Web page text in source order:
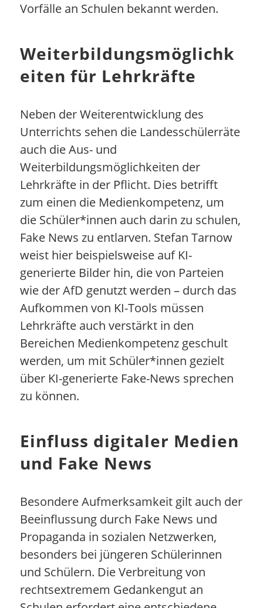
Vorfälle an Schulen bekannt werden.
Weiterbildungsmöglichk
eiten für Lehrkräfte
Neben der Weiterentwicklung des
Unterrichts sehen die Landesschülerräte
auch die Aus- und
Weiterbildungsmöglichkeiten der
Lehrkräfte in der Pflicht. Dies betrifft
zum einen die Medienkompetenz, um
die Schüler*innen auch darin zu schulen,
Fake News zu entlarven. Stefan Tarnow
weist hier beispielsweise auf KI-
generierte Bilder hin, die von Parteien
wie der AfD genutzt werden – durch das
Aufkommen von KI-Tools müssen
Lehrkräfte auch verstärkt in den
Bereichen Medienkompetenz geschult
werden, um mit Schüler*innen gezielt
über KI-generierte Fake-News sprechen
zu können.
Einfluss digitaler Medien
und Fake News
Besondere Aufmerksamkeit gilt auch der
Beeinflussung durch Fake News und
Propaganda in sozialen Netzwerken,
besonders bei jüngeren Schülerinnen
und Schülern. Die Verbreitung von
rechtsextremem Gedankengut an